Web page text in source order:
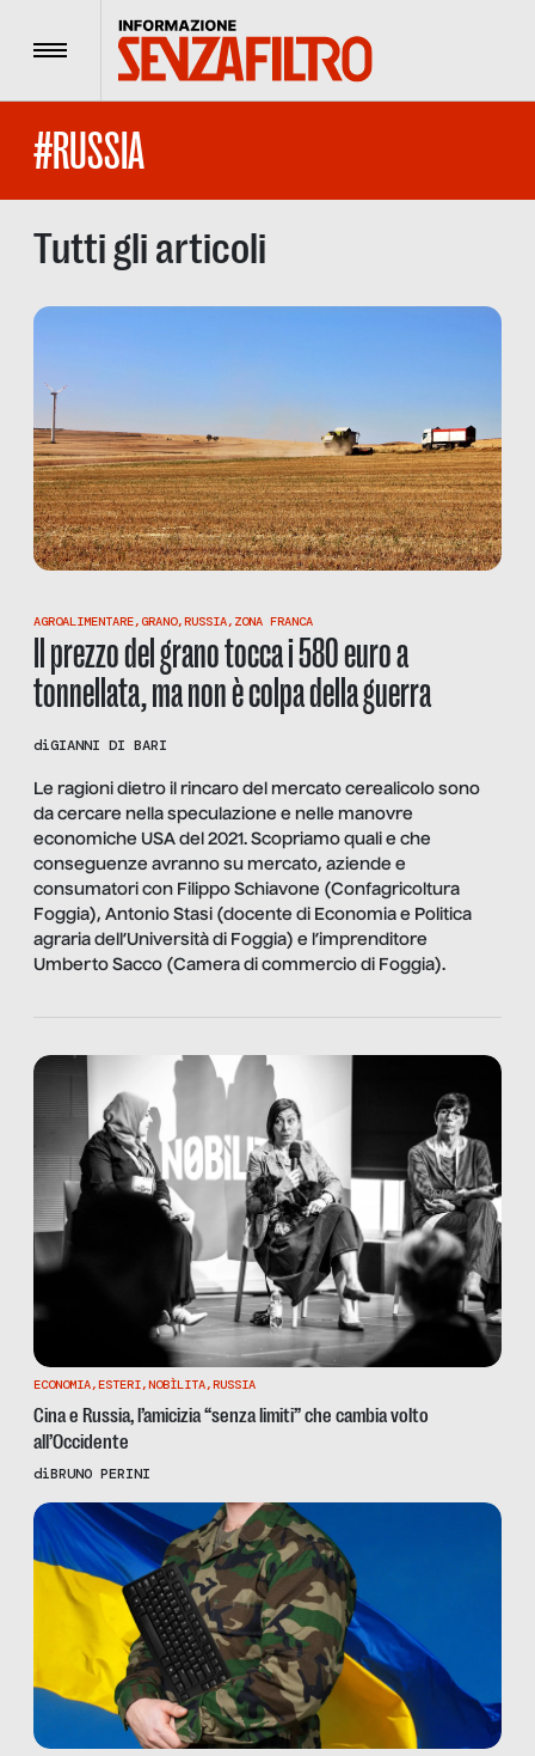
Menu
#RUSSIA
Tutti gli articoli
AGROALIMENTARE,GRANO,RUSSIA, ZONA FRANCA
Il prezzo del grano tocca i 580 euro a
tonnellata, ma non è colpa della guerra
diGIANNI DI BARI
Le ragioni dietro il rincaro del mercato cerealicolo sono
da cercare nella speculazione e nelle manovre
economiche USA del 2021. Scopriamo quali e che
conseguenze avranno su mercato, aziende e
consumatori con Filippo Schiavone (Confagricoltura
Foggia), Antonio Stasi (docente di Economia e Politica
agraria dell’Università di Foggia) e l’imprenditore
Umberto Sacco (Camera di commercio di Foggia).
ECONOMIA,ESTERI,NOBÌLITA,RUSSIA
Cina e Russia, l’amicizia “senza limiti” che cambia volto
all’Occidente
diBRUNO PERINI